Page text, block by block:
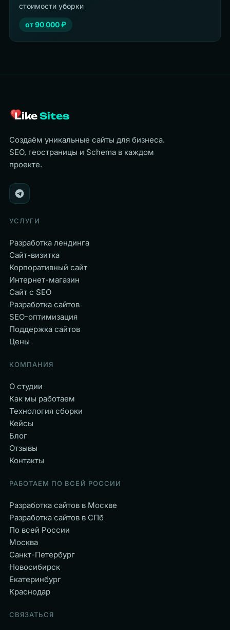
стоимости уборки
от90 000₽
LikeSites
Создаём уникальные сайты для бизнеса.
SEO, геостраницы и Schema в каждом
проекте.
УСЛУГИ
Разработка лендинга
Сайт-визитка
Корпоративный сайт
Интернет-магазин
Сайт с SEO
Разработка сайтов
SEO-оптимизация
Поддержка сайтов
Цены
КОМПАНИЯ
О студии
Как мы работаем
Технология сборки
Кейсы
Блог
Отзывы
Контакты
РАБОТАЕМ ПО ВСЕЙ РОССИИ
Разработка сайтов в Москве
Разработка сайтов в СПб
По всей России
Москва
Санкт-Петербург
Новосибирск
Екатеринбург
Краснодар
СВЯЗАТЬСЯ